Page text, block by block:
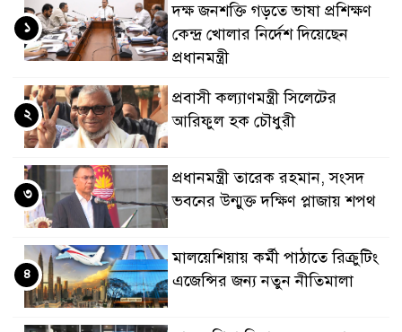
দক্ষ জনশক্তি গড়তে ভাষা প্রশিক্ষণ
কেন্দ্র খোলার নির্দেশ দিয়েছেন
প্রধানমন্ত্রী
১
প্রবাসী কল্যাণমন্ত্রী সিলেটের
আরিফুল হক চৌধুরী
২
প্রধানমন্ত্রী তারেক রহমান, সংসদ
ভবনের উন্মুক্ত দক্ষিণ প্লাজায় শপথ
৩
মালয়েশিয়ায় কর্মী পাঠাতে রিক্রুটিং
এজেন্সির জন্য নতুন নীতিমালা
৪